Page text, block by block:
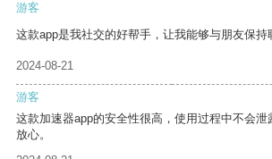
游客
这款app是我社交的好帮手，让我能够与朋友保持
2024-08-21
游客
这款加速器app的安全性很高，使用过程中不会泄
放心。